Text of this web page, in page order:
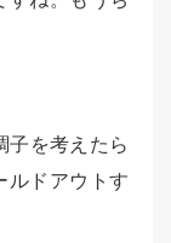
子を考えたら
ルドアウトす